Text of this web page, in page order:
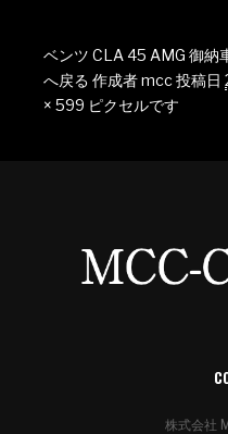
ベンツ CLA 45 AMG 御
へ戻る 作成者mcc投稿日
× 599 ピクセルです
株式会社